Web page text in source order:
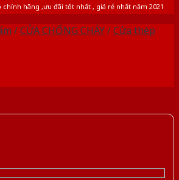
chính hãng ,ưu đãi tốt nhất , giá rẻ nhất năm 2021
/CỬA CHỐNG CHÁY/Cửa thép